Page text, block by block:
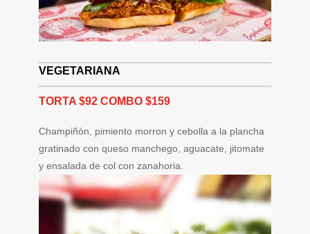
VEGETARIANA
TORTA $92 COMBO $159
Champiñón, pimiento morron y cebolla a la plancha
gratinado con queso manchego, aguacate, jitomate
y ensalada de col con zanahoria.